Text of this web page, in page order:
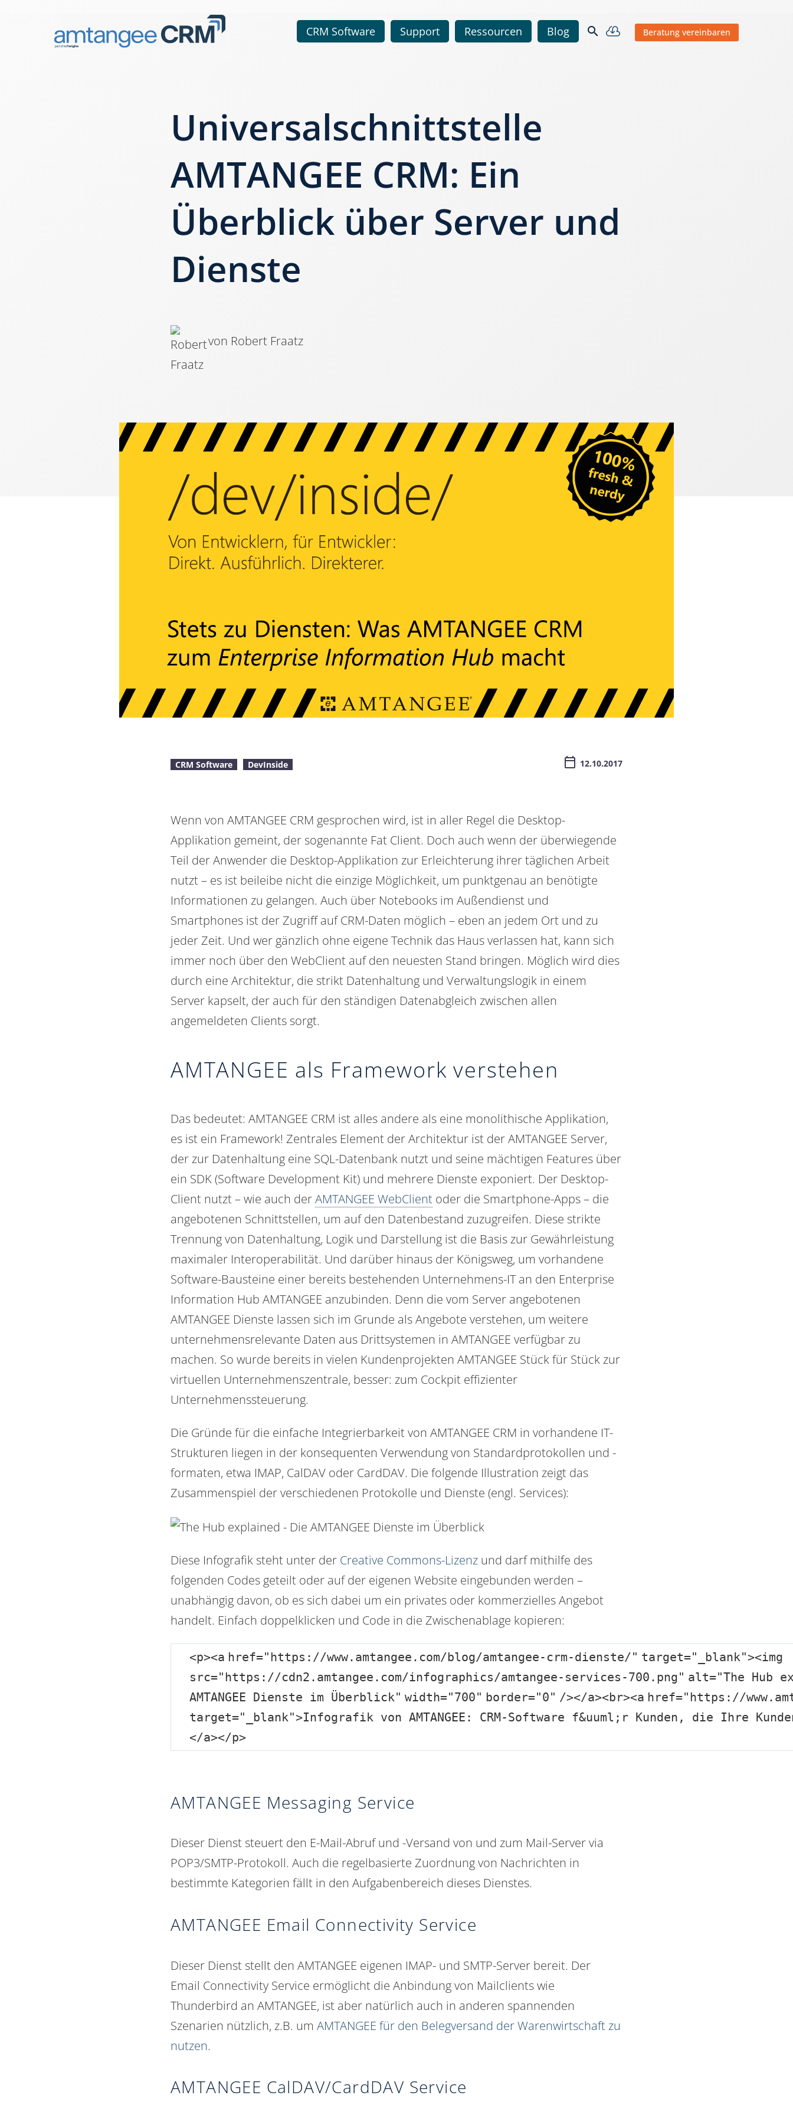
CRM Software Support Ressourcen Blog 
 Beratung vereinbaren
Universalschnittstelle
AMTANGEE CRM: Ein
Überblick über Server und
Dienste
von Robert Fraatz
CRM Software DevInside 12.10.2017
Wenn von AMTANGEE CRM gesprochen wird, ist in aller Regel die Desktop-
Applikation gemeint, der sogenannte Fat Client. Doch auch wenn der überwiegende
Teil der Anwender die Desktop-Applikation zur Erleichterung ihrer täglichen Arbeit
nutzt – es ist beileibe nicht die einzige Möglichkeit, um punktgenau an benötigte
Informationen zu gelangen. Auch über Notebooks im Außendienst und
Smartphones ist der Zugriff auf CRM-Daten möglich – eben an jedem Ort und zu
jeder Zeit. Und wer gänzlich ohne eigene Technik das Haus verlassen hat, kann sich
immer noch über den WebClient auf den neuesten Stand bringen. Möglich wird dies
durch eine Architektur, die strikt Datenhaltung und Verwaltungslogik in einem
Server kapselt, der auch für den ständigen Datenabgleich zwischen allen
angemeldeten Clients sorgt.
AMTANGEE als Framework verstehen
Das bedeutet: AMTANGEE CRM ist alles andere als eine monolithische Applikation,
es ist ein Framework! Zentrales Element der Architektur ist der AMTANGEE Server,
der zur Datenhaltung eine SQL-Datenbank nutzt und seine mächtigen Features über
ein SDK (Software Development Kit) und mehrere Dienste exponiert. Der Desktop-
Client nutzt – wie auch derAMTANGEE WebClient oder die Smartphone-Apps – die
angebotenen Schnittstellen, um auf den Datenbestand zuzugreifen. Diese strikte
Trennung von Datenhaltung, Logik und Darstellung ist die Basis zur Gewährleistung
maximaler Interoperabilität. Und darüber hinaus der Königsweg, um vorhandene
Software-Bausteine einer bereits bestehenden Unternehmens-IT an den Enterprise
Information Hub AMTANGEE anzubinden. Denn die vom Server angebotenen
AMTANGEE Dienste lassen sich im Grunde als Angebote verstehen, um weitere
unternehmensrelevante Daten aus Drittsystemen in AMTANGEE verfügbar zu
machen. So wurde bereits in vielen Kundenprojekten AMTANGEE Stück für Stück zur
virtuellen Unternehmenszentrale, besser: zum Cockpit effizienter
Unternehmenssteuerung.
Die Gründe für die einfache Integrierbarkeit von AMTANGEE CRM in vorhandene IT-
Strukturen liegen in der konsequenten Verwendung von Standardprotokollen und -
formaten, etwa IMAP, CalDAV oder CardDAV. Die folgende Illustration zeigt das
Zusammenspiel der verschiedenen Protokolle und Dienste (engl. Services):
Diese Infografik steht unter der Creative Commons-Lizenz und darf mithilfe des
folgenden Codes geteilt oder auf der eigenen Website eingebunden werden –
unabhängig davon, ob es sich dabei um ein privates oder kommerzielles Angebot
handelt. Einfach doppelklicken und Code in die Zwischenablage kopieren:
<p><a href="https://www.amtangee.com/blog/amtangee-crm-dienste/" target="_blank"><img
src="https://cdn2.amtangee.com/infographics/amtangee-services-700.png" alt="The Hub
AMTANGEE Dienste im Überblick" width="700" border="0" /></a><br><a href="https://
target="_blank">Infografik von AMTANGEE: CRM-Software f&uuml;r Kunden, die Ihre
</a></p>
AMTANGEE Messaging Service
Dieser Dienst steuert den E-Mail-Abruf und -Versand von und zum Mail-Server via
POP3/SMTP-Protokoll. Auch die regelbasierte Zuordnung von Nachrichten in
bestimmte Kategorien fällt in den Aufgabenbereich dieses Dienstes.
AMTANGEE Email Connectivity Service
Dieser Dienst stellt den AMTANGEE eigenen IMAP- und SMTP-Server bereit. Der
Email Connectivity Service ermöglicht die Anbindung von Mailclients wie
Thunderbird an AMTANGEE, ist aber natürlich auch in anderen spannenden
Szenarien nützlich, z.B. um AMTANGEE für den Belegversand der Warenwirtschaft zu
nutzen.
AMTANGEE CalDAV/CardDAV Service